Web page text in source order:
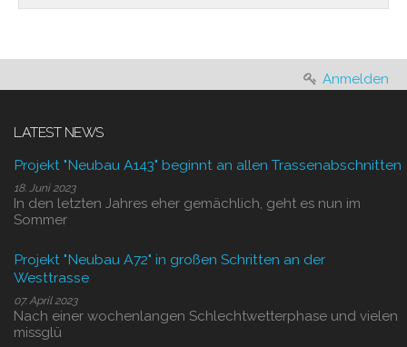
Anmelden
LATEST NEWS
Projekt "Neubau A143" beginnt an allen Trassenabschnitten
18. Juni 2023
In den letzten Jahres eher gemächlich, geht es nun im
Sommer
Projekt "Neubau A72" in großen Schritten an der
Westtrasse
07. April 2023
Nach einer wochenlangen Schlechtwetterphase und vielen
missglü